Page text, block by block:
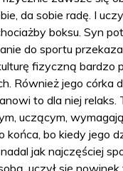
da sobie radę. I
boksu. Syn
do sportu
fizyczną bardzo
Również jego córka
to dla niej relaks.
uczącym,
bo kiedy jego
jak najczęściej
uczył się nowinek